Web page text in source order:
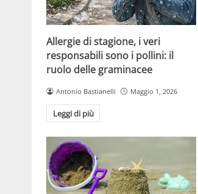
Allergie di stagione, i veri
responsabili sono i pollini: il
ruolo delle graminacee
Antonio Bastianelli Maggio 1, 2026
Leggi di più